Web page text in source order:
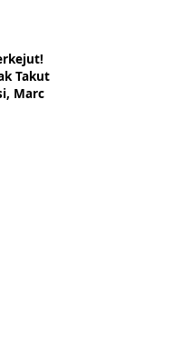
Takut
Marc